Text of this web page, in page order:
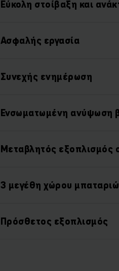
Εύκολη στοίβαξη και
Ασφαλής εργασία
Συνεχής ενημέρωση
Ενσωματωμένη ανύψωση
Μεταβλητός εξοπλισμός
3 μεγέθη χώρου
Πρόσθετος εξοπλισμός